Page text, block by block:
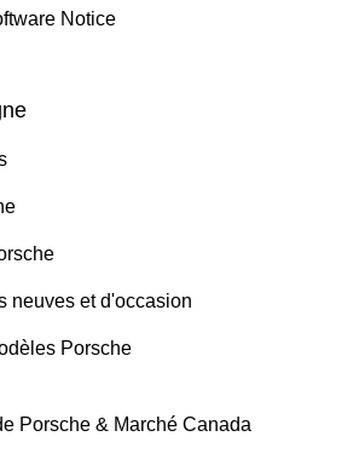
Notice
neuves et d'occasion
Porsche
Porsche & Marché Canada